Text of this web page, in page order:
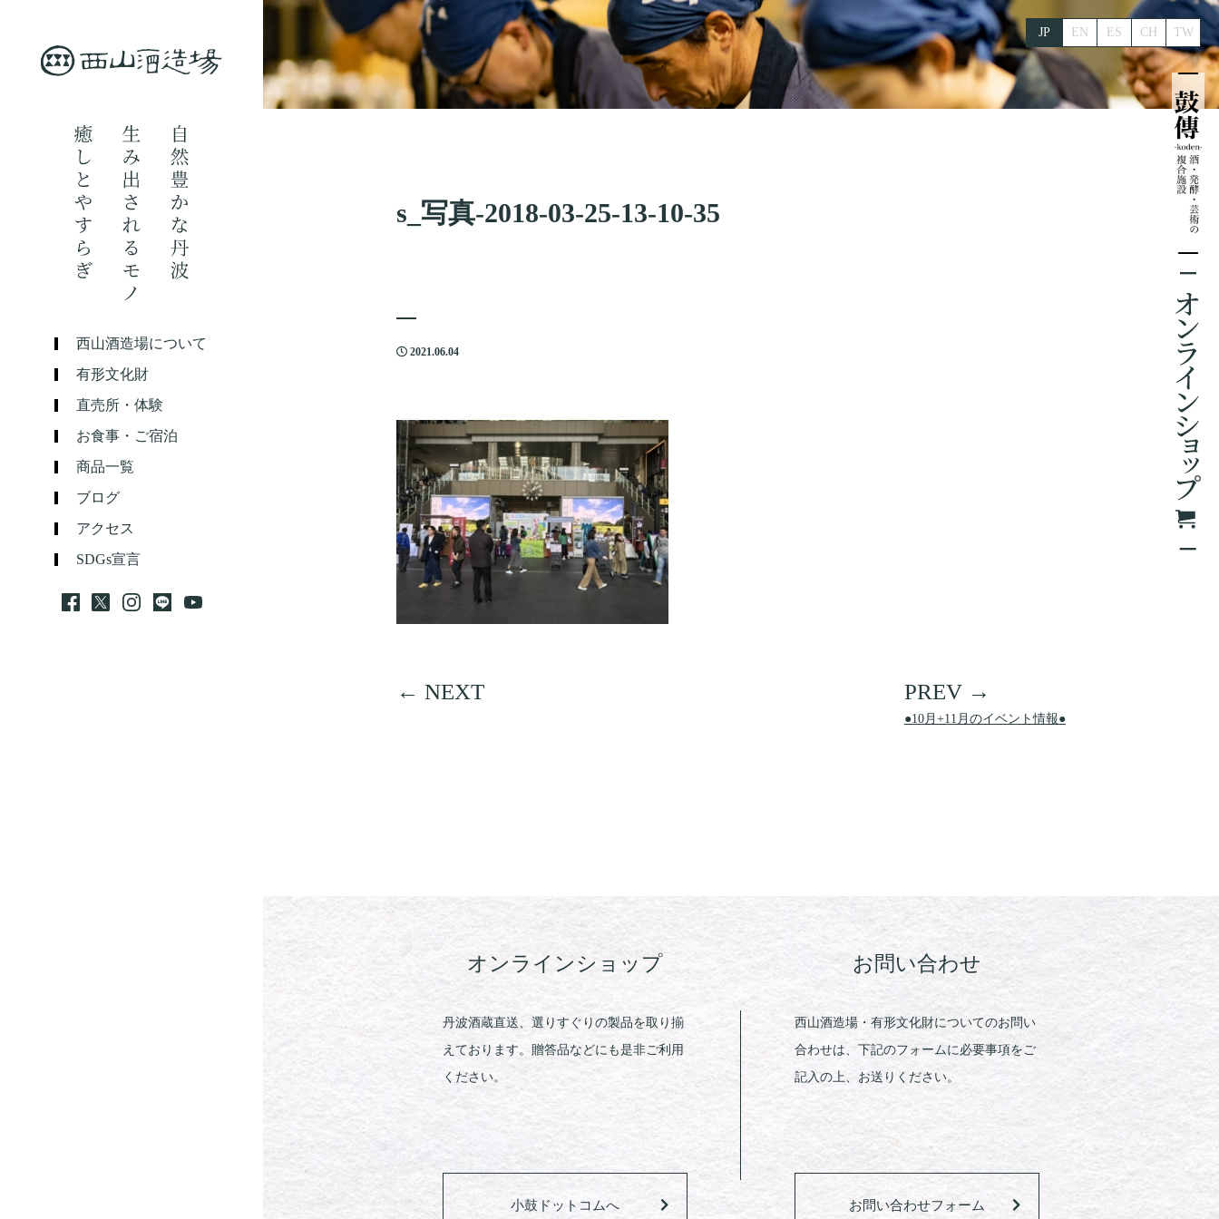
西山酒造場について
有形文化財
直売所・体験
お食事・ご宿泊
商品一覧
ブログ
アクセス
SDGs宣言
EN ES
JP CH TW
s_写真-2018-03-25-13-10-35
2021.06.04
●10月+11月のイベント情報●
オンラインショップ
丹波酒蔵直送、選りすぐりの製品を取り揃
えております。贈答品などにも是非ご利用
ください。
小鼓ドットコムへ
お問い合わせ
西山酒造場・有形文化財についてのお問い
合わせは、下記のフォームに必要事項をご
記入の上、お送りください。
お問い合わせフォーム